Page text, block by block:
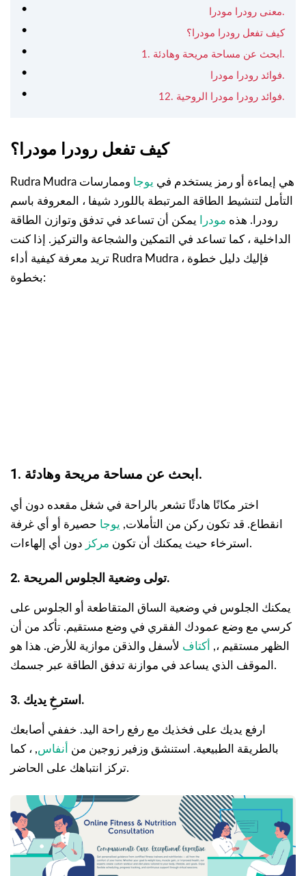
معنى رودرا مودرا.
كيف تفعل رودرا مودرا؟
1. ابحث عن مساحة مريحة وهادئة.
فوائد رودرا مودرا.
12. فوائد رودرا مودرا الروحية.
كيف تفعل رودرا مودرا؟
Rudra Mudra هي إيماءة أو رمز يستخدم في يوجا وممارسات
التأمل لتنشيط الطاقة المرتبطة باللورد شيفا ، المعروفة باسم
رودرا. هذه مودرا يمكن أن تساعد في تدفق وتوازن الطاقة
الداخلية ، كما تساعد في التمكين والشجاعة والتركيز. إذا كنت
تريد معرفة كيفية أداء Rudra Mudra ، فإليك دليل خطوة
بخطوة:
1. ابحث عن مساحة مريحة وهادئة.
اختر مكانًا هادئًا تشعر بالراحة في شغل مقعده دون أي
انقطاع. قد تكون ركن من التأملات, يوجا حصيرة أو أي غرفة
استرخاء حيث يمكنك أن تكون مركز دون أي إلهاءات.
2. تولى وضعية الجلوس المريحة.
يمكنك الجلوس في وضعية الساق المتقاطعة أو الجلوس على
كرسي مع وضع عمودك الفقري في وضع مستقيم. تأكد من أن
الظهر مستقيم ،, أكتاف لأسفل والذقن موازية للأرض. هذا هو
الموقف الذي يساعد في موازنة تدفق الطاقة عبر جسمك.
3. استرخِ يديك.
ارفع يديك على فخذيك مع رفع راحة اليد. خففي أصابعك
بالطريقة الطبيعية. استنشق وزفير زوجين من
أنفاس, ، كما
تركز انتباهك على الحاضر.